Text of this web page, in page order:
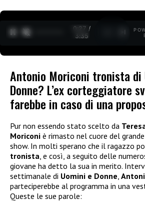
0:27 /
3:35
Antonio Moriconi tronista di
Donne? L’ex corteggiatore
farebbe in caso di una
Pur non essendo stato scelto da
Moriconi è rimasto nel cuore del
show. In molti sperano che il ragazzo
tronista, e così, a seguito delle
giovane ha detto la sua in merito.
settimanale di Uomini e Donne,
parteciperebbe al programma in una
Queste le sue parole: